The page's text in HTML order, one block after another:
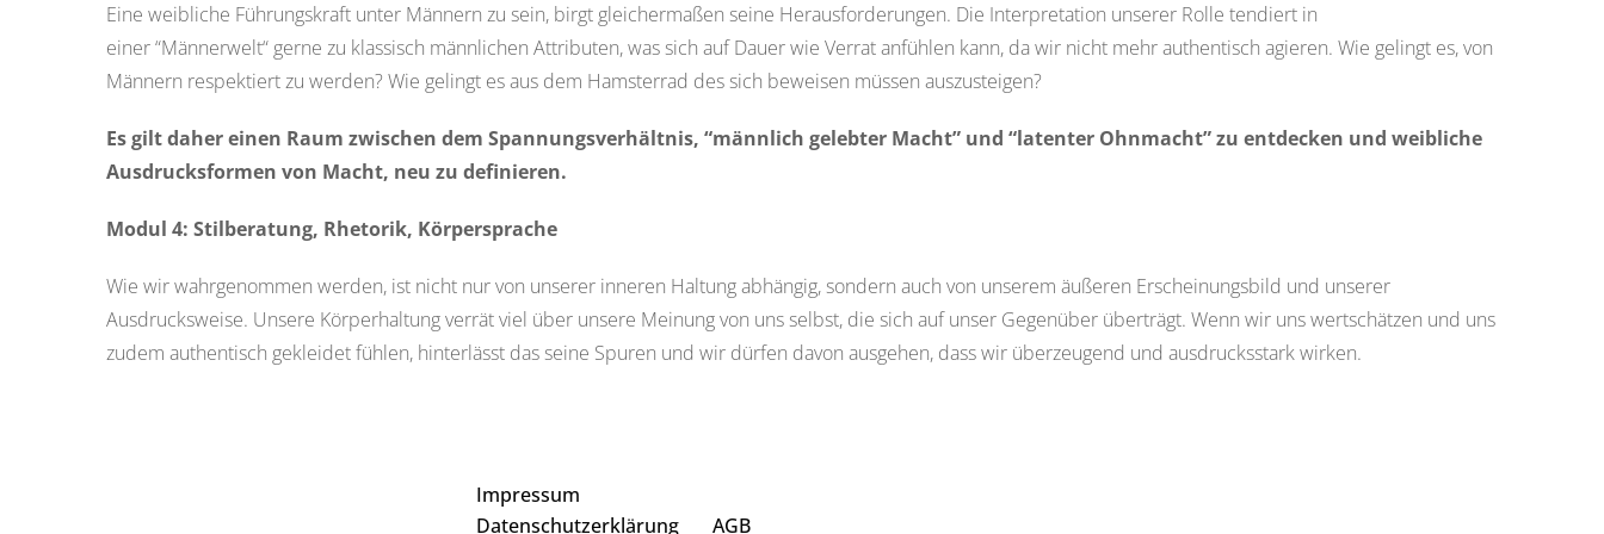
Eine weibliche Führungskraft unter Männern zu sein, birgt gleichermaßen seine Herausforderungen. Die Interpretation unserer Rolle tendiert in
einer“Männerwelt“ gerne zu klassisch männlichen Attributen, was sich auf Dauer wie Verratanfühlen kann, da wir nicht mehr authentisch agieren. Wie gelingt es, von
Männern respektiert zu werden? Wie gelingt es aus dem Hamsterrad des sich beweisen müssen auszusteigen?
Es gilt daher einen Raum zwischen dem Spannungsverhältnis, “männlich gelebter Macht” und “latenter Ohnmacht” zu entdecken und weibliche
Ausdrucksformen von Macht, neu zu definieren.
Modul 4: Stilberatung, Rhetorik, Körpersprache
Wie wir wahrgenommen werden, ist nicht nur von unserer inneren Haltung abhängig, sondern auch von unserem äußeren Erscheinungsbild und unserer
Ausdrucksweise. Unsere Körperhaltung verrät viel über unsere Meinung von uns selbst, die sich auf unser Gegenüber überträgt. Wenn wir uns wertschätzen und uns
zudem authentisch gekleidet fühlen, hinterlässt das seine Spuren und wir dürfen davon ausgehen, dass wir überzeugend und ausdrucksstark wirken.
Impressum
Datenschutzerklärung
AGB